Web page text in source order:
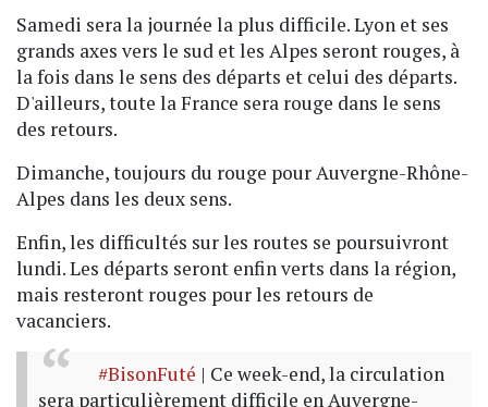
Samedi sera la journée la plus difficile. Lyon et ses
grands axes vers le sud et les Alpes seront rouges, à
la fois dans le sens des départs et celui des départs.
D'ailleurs, toute la France sera rouge dans le sens
des retours.
Dimanche, toujours du rouge pour Auvergne-Rhône-
Alpes dans les deux sens.
Enfin, les difficultés sur les routes se poursuivront
lundi. Les départs seront enfin verts dans la région,
mais resteront rouges pour les retours de
vacanciers.
#BisonFuté | Ce week-end, la circulation
sera particulièrement difficile en Auvergne-